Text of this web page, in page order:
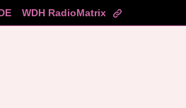
WDH RadioMatrix